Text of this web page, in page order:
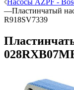
Насосы AZPF -
—Пластинчатый
R918SV7339